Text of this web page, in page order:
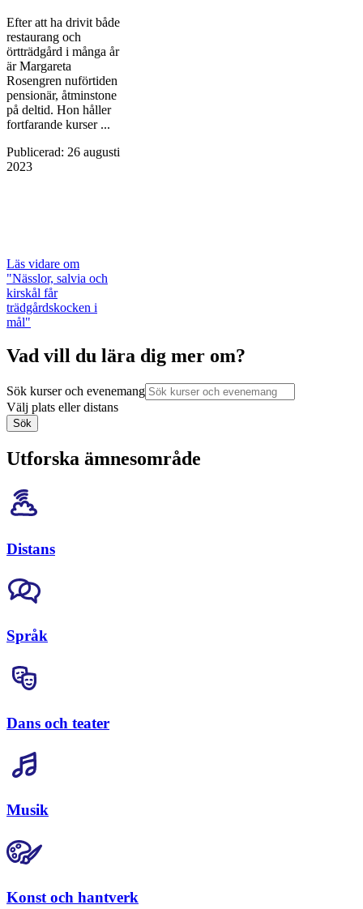
Efter att ha drivit både
restaurang och
örtträdgård i många år
är Margareta
Rosengren nuförtiden
pensionär, åtminstone
på deltid. Hon håller
fortfarande kurser ...
Publicerad: 26 augusti
2023
Läs vidare om
"Nässlor, salvia och
kirskål får
trädgårdskocken i
mål"
Vad vill du lära dig mer om?
Sök kurser och evenemang
Välj plats eller distans
Sök
Utforska ämnesområde
Distans
Språk
Dans och teater
Musik
Konst och hantverk